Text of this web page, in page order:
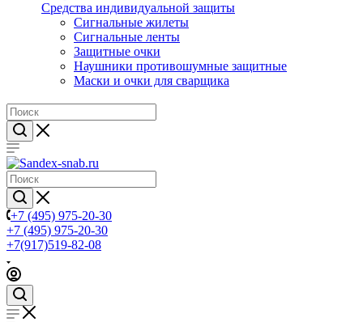
Средства индивидуальной защиты
Сигнальные жилеты
Сигнальные ленты
Защитные очки
Наушники противошумные защитные
Маски и очки для сварщика
+7 (495) 975-20-30
+7 (495) 975-20-30
+7(917)519-82-08